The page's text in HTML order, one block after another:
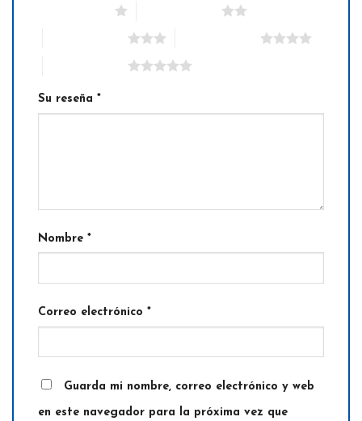
Su reseña *
Nombre *
Correo electrónico *
Guarda mi nombre, correo electrónico y web
en este navegador para la próxima vez que